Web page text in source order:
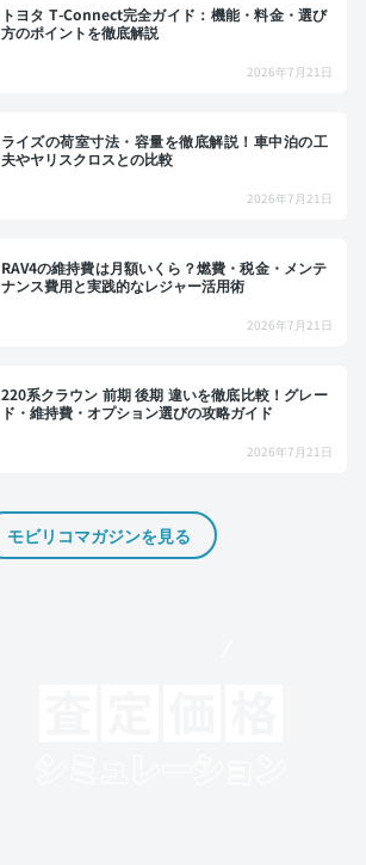
トヨタ T-Connect完全ガイド：機能・料金・選び
方のポイントを徹底解説
2026年7月21日
ライズの荷室寸法・容量を徹底解説！車中泊の工
夫やヤリスクロスとの比較
2026年7月21日
RAV4の維持費は月額いくら？燃費・税金・メンテ
ナンス費用と実践的なレジャー活用術
2026年7月21日
220系クラウン 前期 後期 違いを徹底比較！グレー
ド・維持費・オプション選びの攻略ガイド
2026年7月21日
モビリコマガジンを見る